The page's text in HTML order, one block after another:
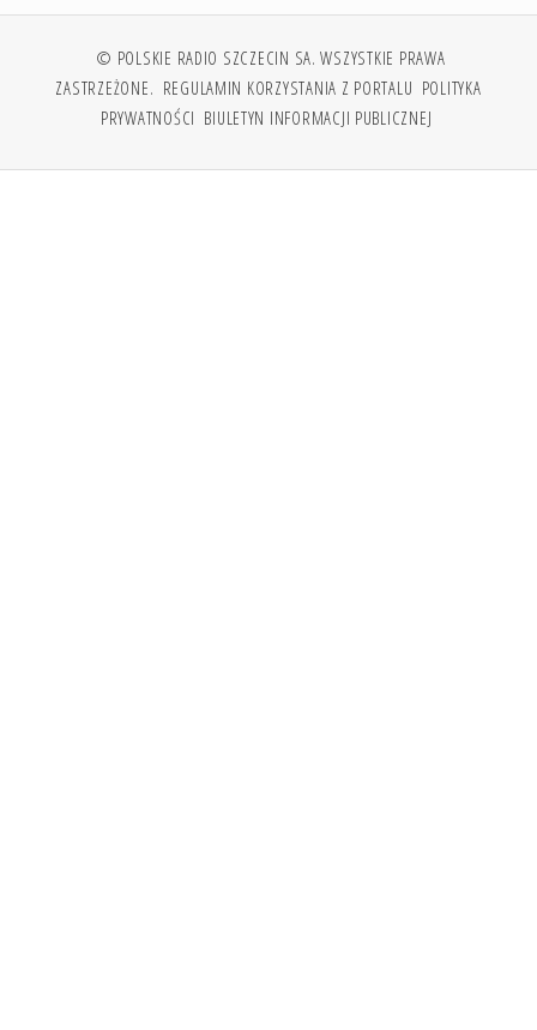
© POLSKIE RADIO SZCZECIN SA. WSZYSTKIE PRAWA
ZASTRZEŻONE. REGULAMIN KORZYSTANIA Z PORTALU POLITYKA
PRYWATNOŚCI BIULETYN INFORMACJI PUBLICZNEJ